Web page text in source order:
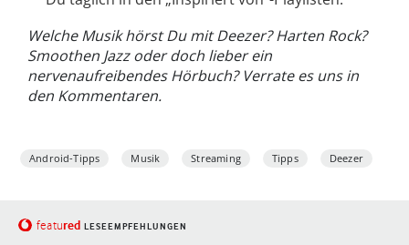
Welche Musik hörst Du mit Deezer? Harten Rock?
Smoothen Jazz oder doch lieber ein
nervenaufreibendes Hörbuch? Verrate es uns in
den Kommentaren.
Android-Tipps Musik Streaming Tipps Deezer
featured LESEEMPFEHLUNGEN